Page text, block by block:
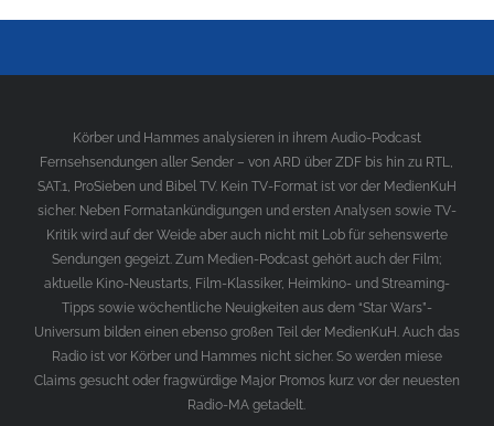
Körber und Hammes analysieren in ihrem Audio-Podcast
Fernsehsendungen aller Sender – von ARD über ZDF bis hin zu RTL,
SAT.1, ProSieben und Bibel TV. Kein TV-Format ist vor der MedienKuH
sicher. Neben Formatankündigungen und ersten Analysen sowie TV-
Kritik wird auf der Weide aber auch nicht mit Lob für sehenswerte
Sendungen gegeizt. Zum Medien-Podcast gehört auch der Film;
aktuelle Kino-Neustarts, Film-Klassiker, Heimkino- und Streaming-
Tipps sowie wöchentliche Neuigkeiten aus dem “Star Wars”-
Universum bilden einen ebenso großen Teil der MedienKuH. Auch das
Radio ist vor Körber und Hammes nicht sicher. So werden miese
Claims gesucht oder fragwürdige Major Promos kurz vor der neuesten
Radio-MA getadelt.